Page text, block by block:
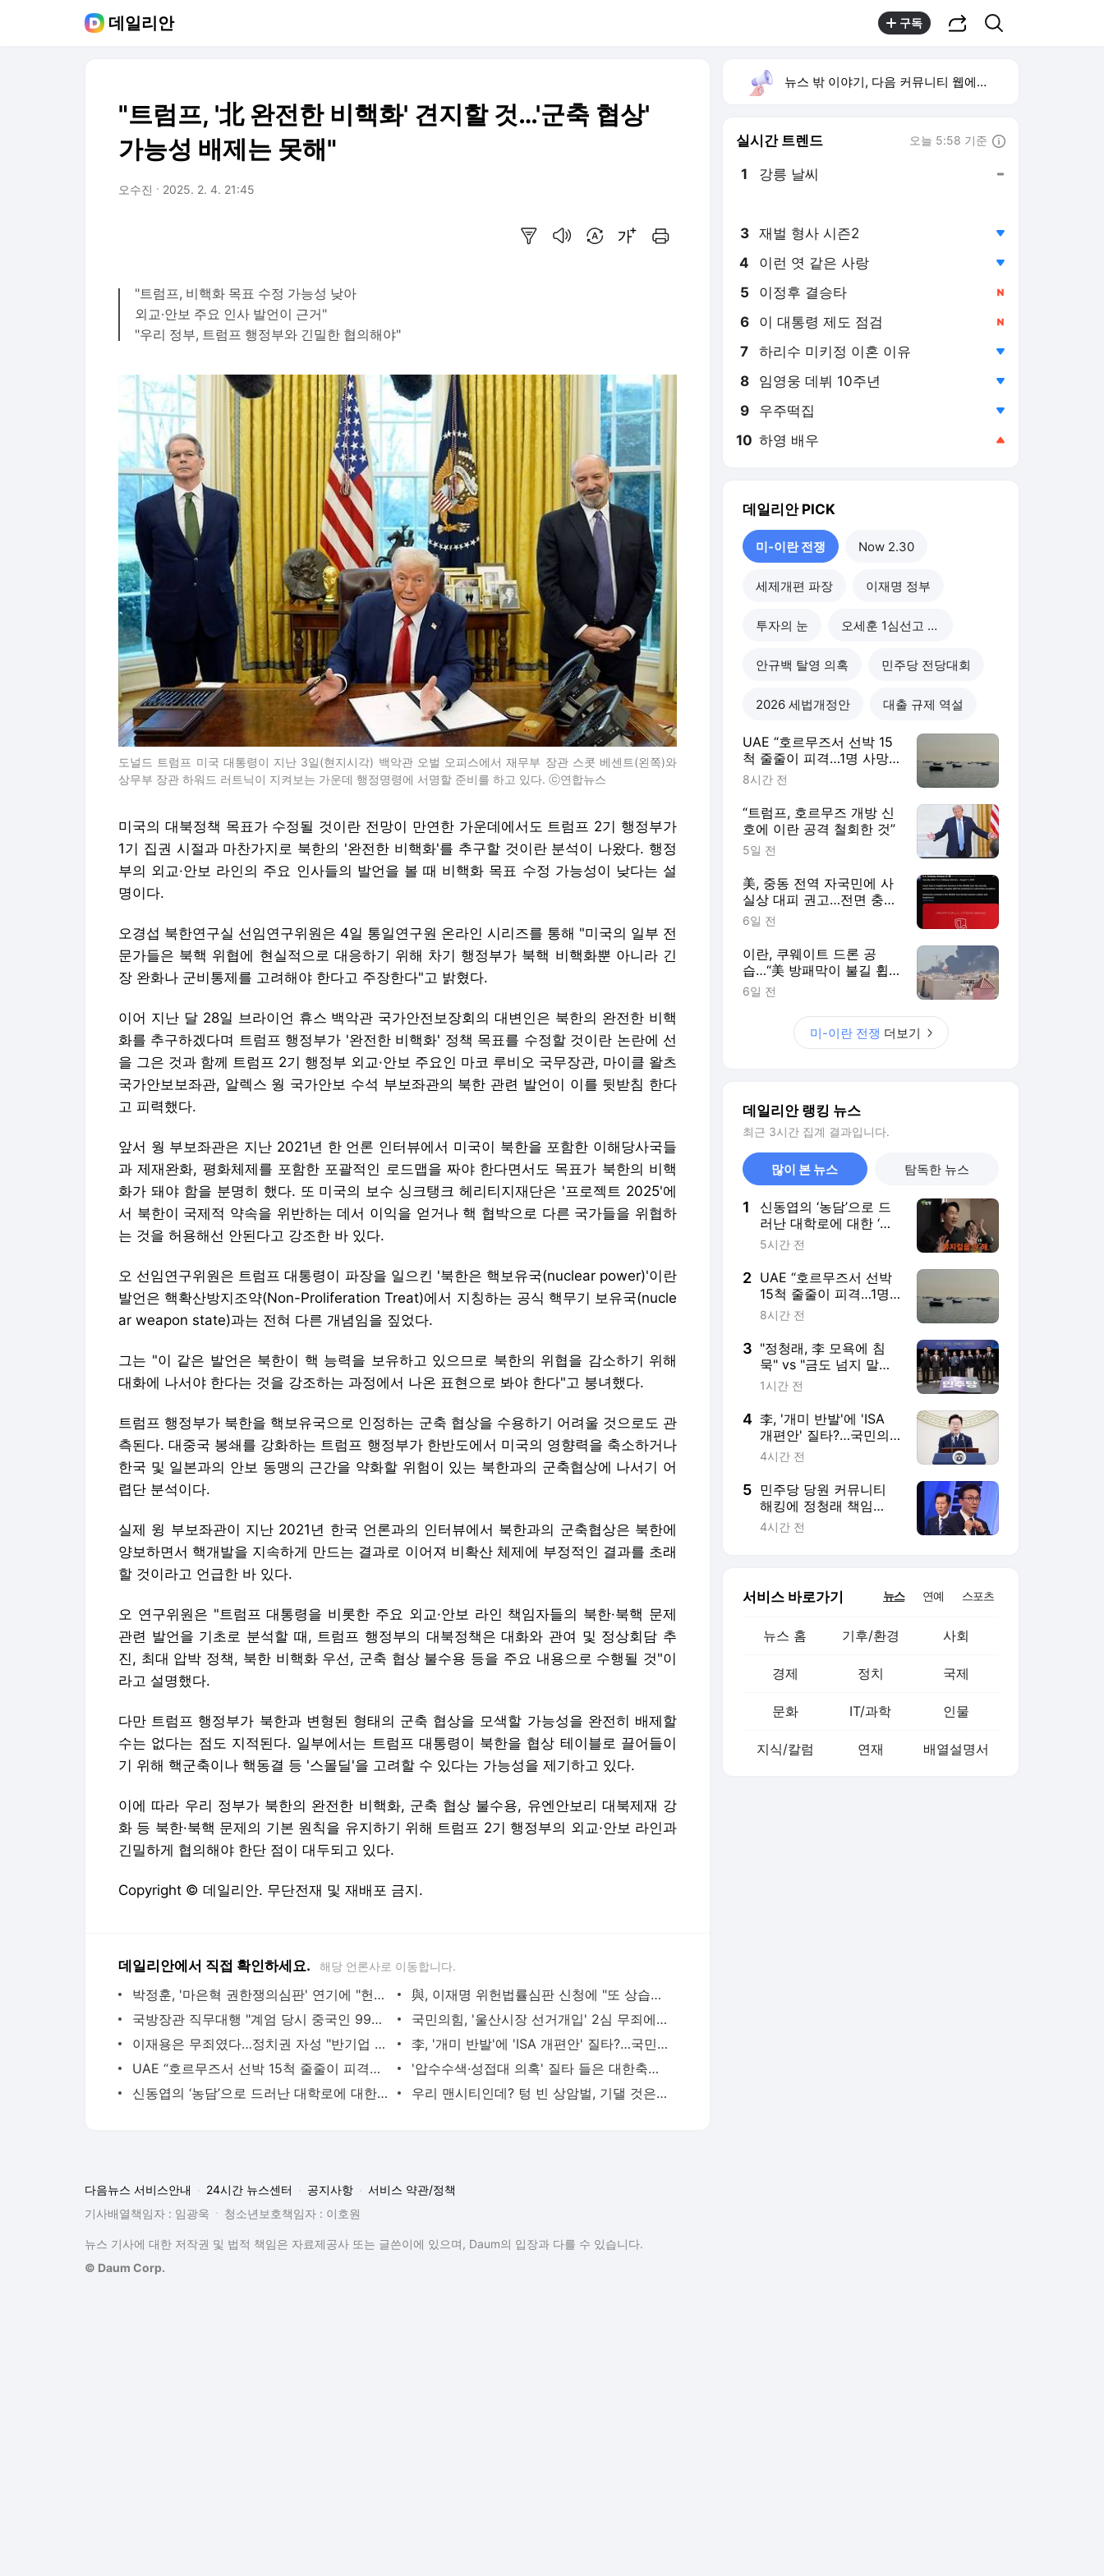
데일리안 구독
"트럼프, '北 완전한 비핵화' 견지할 것…'군축 협상'
가능성 배제는 못해"
오수진 2025. 2. 4. 21:45
"트럼프, 비핵화 목표 수정 가능성 낮아
외교·안보 주요 인사 발언이 근거"
"우리 정부, 트럼프 행정부와 긴밀한 협의해야"
도널드 트럼프 미국 대통령이 지난 3일(현지시각) 백악관 오벌 오피스에서 재무부 장관 스콧 베센트(왼쪽)와
상무부 장관 하워드 러트닉이 지켜보는 가운데 행정명령에 서명할 준비를 하고 있다. ⓒ연합뉴스
미국의 대북정책 목표가 수정될 것이란 전망이 만연한 가운데에서도 트럼프 2기 행정부가
1기 집권 시절과 마찬가지로 북한의 '완전한 비핵화'를 추구할 것이란 분석이 나왔다. 행정
부의 외교·안보 라인의 주요 인사들의 발언을 볼 때 비핵화 목표 수정 가능성이 낮다는 설
명이다.
오경섭 북한연구실 선임연구위원은 4일 통일연구원 온라인 시리즈를 통해 "미국의 일부 전
문가들은 북핵 위협에 현실적으로 대응하기 위해 차기 행정부가 북핵 비핵화뿐 아니라 긴
장 완화나 군비통제를 고려해야 한다고 주장한다"고 밝혔다.
이어 지난 달 28일 브라이언 휴스 백악관 국가안전보장회의 대변인은 북한의 완전한 비핵
화를 추구하겠다며 트럼프 행정부가 '완전한 비핵화' 정책 목표를 수정할 것이란 논란에 선
을 그은 것과 함께 트럼프 2기 행정부 외교·안보 주요인 마코 루비오 국무장관, 마이클 왈츠
국가안보보좌관, 알렉스 웡 국가안보 수석 부보좌관의 북한 관련 발언이 이를 뒷받침 한다
고 피력했다.
앞서 웡 부보좌관은 지난 2021년 한 언론 인터뷰에서 미국이 북한을 포함한 이해당사국들
과 제재완화, 평화체제를 포함한 포괄적인 로드맵을 짜야 한다면서도 목표가 북한의 비핵
화가 돼야 함을 분명히 했다. 또 미국의 보수 싱크탱크 헤리티지재단은 '프로젝트 2025'에
서 북한이 국제적 약속을 위반하는 데서 이익을 얻거나 핵 협박으로 다른 국가들을 위협하
는 것을 허용해선 안된다고 강조한 바 있다.
오 선임연구위원은 트럼프 대통령이 파장을 일으킨 '북한은 핵보유국(nuclear power)'이란
발언은 핵확산방지조약(Non-Proliferation Treat)에서 지칭하는 공식 핵무기 보유국(nucle
ar weapon state)과는 전혀 다른 개념임을 짚었다.
그는 "이 같은 발언은 북한이 핵 능력을 보유하고 있으므로 북한의 위협을 감소하기 위해
대화에 나서야 한다는 것을 강조하는 과정에서 나온 표현으로 봐야 한다"고 붕녀했다.
트럼프 행정부가 북한을 핵보유국으로 인정하는 군축 협상을 수용하기 어려울 것으로도 관
측된다. 대중국 봉쇄를 강화하는 트럼프 행정부가 한반도에서 미국의 영향력을 축소하거나
한국 및 일본과의 안보 동맹의 근간을 약화할 위험이 있는 북한과의 군축협상에 나서기 어
렵단 분석이다.
실제 윙 부보좌관이 지난 2021년 한국 언론과의 인터뷰에서 북한과의 군축협상은 북한에
양보하면서 핵개발을 지속하게 만드는 결과로 이어져 비확산 체제에 부정적인 결과를 초래
할 것이라고 언급한 바 있다.
오 연구위원은 "트럼프 대통령을 비롯한 주요 외교·안보 라인 책임자들의 북한·북핵 문제
관련 발언을 기초로 분석할 때, 트럼프 행정부의 대북정책은 대화와 관여 및 정상회담 추
진, 최대 압박 정책, 북한 비핵화 우선, 군축 협상 불수용 등을 주요 내용으로 수행될 것"이
라고 설명했다.
다만 트럼프 행정부가 북한과 변형된 형태의 군축 협상을 모색할 가능성을 완전히 배제할
수는 없다는 점도 지적된다. 일부에서는 트럼프 대통령이 북한을 협상 테이블로 끌어들이
기 위해 핵군축이나 핵동결 등 '스몰딜'을 고려할 수 있다는 가능성을 제기하고 있다.
이에 따라 우리 정부가 북한의 완전한 비핵화, 군축 협상 불수용, 유엔안보리 대북제재 강
화 등 북한·북핵 문제의 기본 원칙을 유지하기 위해 트럼프 2기 행정부의 외교·안보 라인과
긴밀하게 협의해야 한단 점이 대두되고 있다.
Copyright © 데일리안. 무단전재 및 재배포 금지.
데일리안에서 직접 확인하세요. 해당 언론사로 이동합니다.
박정훈, '마은혁 권한쟁의심판' 연기에 "헌재 역사에 치욕…민주당, 멍청한 바보들"
與, 이재명 위헌법률심판 신청에 "또 상습적 재판 지연 꼼수" 비판
국방장관 직무대행 "계엄 당시 중국인 99명 체포 보도, 사실 아니다"
국민의힘, '울산시장 선거개입' 2심 무죄에 "납득 어려워"
이재용은 무죄였다…정치권 자성 "반기업 정서의 상처 성찰해야"
李, '개미 반발'에 'ISA 개편안' 질타?…국민의힘 "'남 탓 쇼' 멈춰라"
UAE “호르무즈서 선박 15척 줄줄이 피격…1명 사망·20명 부상”
'압수수색·성접대 의혹' 질타 들은 대한축구협회 "응원과 칭찬 받을 수 있는 조직으로…"
신동엽의 ‘농담’으로 드러난 대학로에 대한 ‘대중적 편견’ [이슈]
우리 맨시티인데? 텅 빈 상암벌, 기댈 것은 ‘이강인 효과’
뉴스 밖 이야기, 다음 커뮤니티 웹에서 보기
실시간 트렌드 오늘 5:58 기준
1 강릉 날씨
3 재벌 형사 시즌2
4 이런 엿 같은 사랑
5 이정후 결승타
6 이 대통령 제도 점검
7 하리수 미키정 이혼 이유
8 임영웅 데뷔 10주년
9 우주떡집
10 하영 배우
데일리안PICK
미-이란 전쟁 Now 2.30
세제개편 파장 이재명 정부
투자의 눈 오세훈 1심선고 이후
안규백 탈영 의혹 민주당 전당대회
2026 세법개정안 대출 규제 역설
UAE “호르무즈서 선박 15
척 줄줄이 피격…1명 사망
·20명 부상”
8시간 전
“트럼프, 호르무즈 개방 신
호에 이란 공격 철회한 것”
5일 전
美, 중동 전역 자국민에 사
실상 대피 권고…전면 충돌
우려 고조
6일 전
이란, 쿠웨이트 드론 공
습…“美 방패막이 불길 휩
싸일 것”
6일 전
미-이란 전쟁 더보기
데일리안 랭킹 뉴스
최근 3시간 집계 결과입니다.
많이 본 뉴스 탐독한 뉴스
1
신동엽의 ‘농담’으로 드
러난 대학로에 대한 ‘대
중적 편견’ [이슈]
5시간 전
2 UAE “호르무즈서 선박
15척 줄줄이 피격…1명
사망·20명 부상”
8시간 전
3 "정청래, 李 모욕에 침
묵" vs "금도 넘지 말
라"…친명-친청 최고위
1시간 전
4 李, '개미 반발'에 'ISA
개편안' 질타?…국민의
힘 "'남 탓 쇼' 멈춰라"
4시간 전
5 민주당 당원 커뮤니티
해킹에 정청래 책임
론?…김민석 "관리 무능
4시간 전
서비스 바로가기 뉴스 연예 스포츠
뉴스 홈 기후/환경 사회
경제 정치 국제
문화 IT/과학 인물
지식/칼럼 연재 배열설명서
다음뉴스 서비스안내 24시간 뉴스센터 공지사항
서비스 약관/정책
기사배열책임자 : 임광욱
청소년보호책임자 : 이호원
뉴스 기사에 대한 저작권 및 법적 책임은 자료제공사 또는 글쓴이에 있으며, Daum의 입장과 다를 수 있습니다.
© Daum Corp.